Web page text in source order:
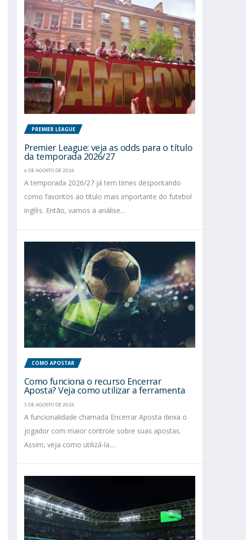
PREMIER LEAGUE
Premier League: veja as odds para o título
da temporada 2026/27
6 DE AGOSTO DE 2026
A temporada 2026/27 já tem times despontando
como favoritos ao título mais importante do futebol
inglês. Então, vamos à análise...
COMO APOSTAR
Como funciona o recurso Encerrar
Aposta? Veja como utilizar a ferramenta
5 DE AGOSTO DE 2026
A funcionalidade chamada Encerrar Aposta deixa o
jogador com maior controle sobre suas apostas.
Assim, veja como utilizá-la....